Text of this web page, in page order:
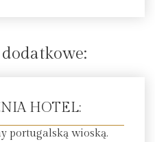
HOTEL:
portugalską wioską.